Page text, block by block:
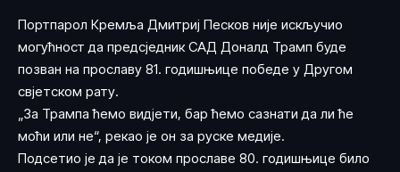
Портпарол Кремља Дмитриј Песков није искључио
могућност да предсједник САД Доналд Трамп буде
позван на прославу 81. годишњице победе у Другом
свјетском рату.
„За Трампа ћемо видјети, бар ћемо сазнати да ли ће
моћи или не“, рекао је он за руске медије.
Подсетио је да је током прославе 80. годишњице било